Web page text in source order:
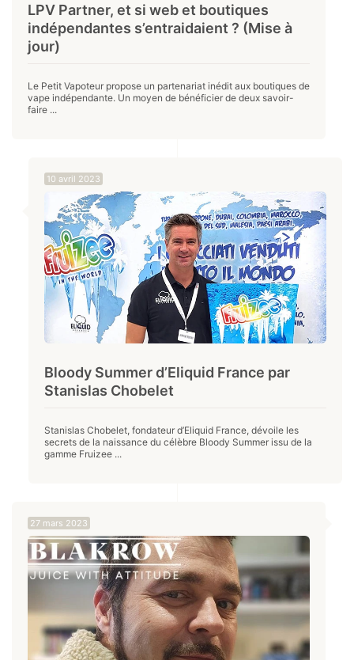
LPV Partner, et si web et boutiques
indépendantes s’entraidaient ? (Mise à
jour)
Le Petit Vapoteur propose un partenariat inédit aux boutiques de
vape indépendante. Un moyen de bénéficier de deux savoir-
faire ...
10 avril 2023
Bloody Summer d’Eliquid France par
Stanislas Chobelet
Stanislas Chobelet, fondateur d’Eliquid France, dévoile les
secrets de la naissance du célèbre Bloody Summer issu de la
gamme Fruizee ...
27 mars 2023